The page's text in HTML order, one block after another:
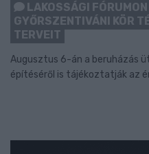
LAKOSSÁGI
GYŐRSZENTIVÁNI KÖR
TERVEIT
Augusztus 6-án a beruházás
építéséről is tájékoztatják az